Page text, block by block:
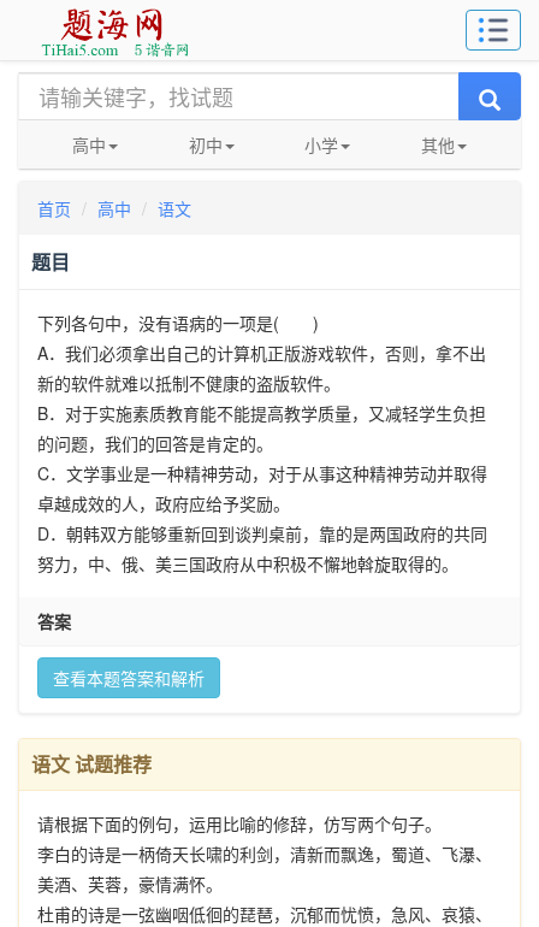
高中 初中 小学 其他
首页 高中 语文
题目
下列各句中，没有语病的一项是(
)
A．我们必须拿出自己的计算机正版游戏软件，否则，拿不出
新的软件就难以抵制不健康的盗版软件。
B．对于实施素质教育能不能提高教学质量，又减轻学生负担
的问题，我们的回答是肯定的。
C．文学事业是一种精神劳动，对于从事这种精神劳动并取得
卓越成效的人，政府应给予奖励。
D．朝韩双方能够重新回到谈判桌前，靠的是两国政府的共同
努力，中、俄、美三国政府从中积极不懈地斡旋取得的。
答案
查看本题答案和解析
语文 试题推荐
请根据下面的例句，运用比喻的修辞，仿写两个句子。
李白的诗是一柄倚天长啸的利剑，清新而飘逸，蜀道、飞瀑、
美酒、芙蓉，豪情满怀。
杜甫的诗是一弦幽咽低徊的琵琶，沉郁而忧愤，急风、哀猿、